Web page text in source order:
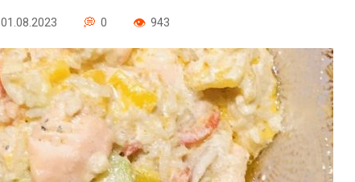
01.08.2023 0 943